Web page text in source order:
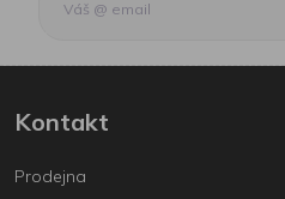
Kontakt
Prodejna